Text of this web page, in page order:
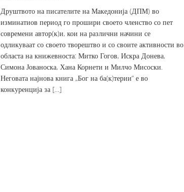
Друштвото на писателите на Македонија (ДПМ) во
изминатиов период го прошири своето членство со пет
современи автор(к)и, кои на различни начини се
одликуваат со своето творештво и со своите активности во
областа на книжевноста: Митко Гогов, Искра Донева,
Симона Јованоска, Хана Корнети и Милчо Мисоски.
Неговата најнова книга „Бог на ба(к)терии“ е во
конкуренција за […]